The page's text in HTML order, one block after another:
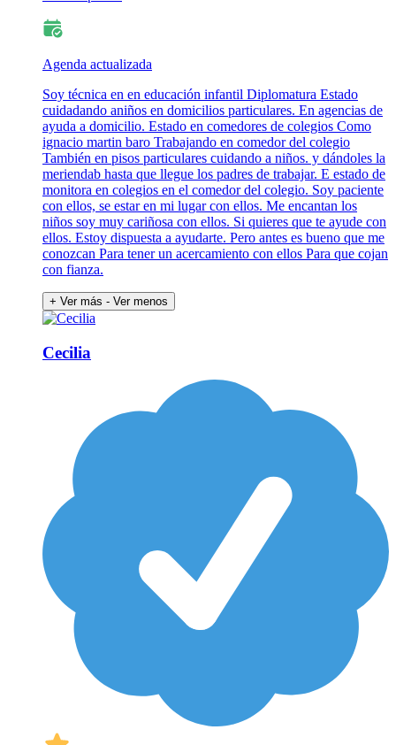
Agenda actualizada
Soy técnica en en educación infantil Diplomatura Estado
cuidadando aniños en domicilios particulares. En agencias de
ayuda a domicilio. Estado en comedores de colegios Como
ignacio martin baro Trabajando en comedor del colegio
También en pisos particulares cuidando a niños. y dándoles la
meriendab hasta que llegue los padres de trabajar. E estado de
monitora en colegios en el comedor del colegio. Soy paciente
con ellos, se estar en mi lugar con ellos. Me encantan los
niños soy muy cariñosa con ellos. Si quieres que te ayude con
ellos. Estoy dispuesta a ayudarte. Pero antes es bueno que me
conozcan Para tener un acercamiento con ellos Para que cojan
con fianza.
+ Ver más - Ver menos
Cecilia